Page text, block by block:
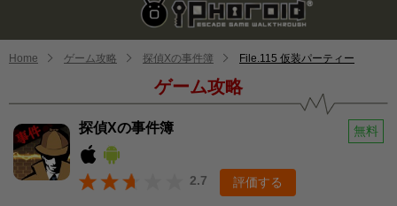
Mute
Home ゲーム攻略 探偵Xの事件簿 File.115 仮装パーティー
ゲーム攻略
探偵Xの事件簿 無料
2.7 評価する